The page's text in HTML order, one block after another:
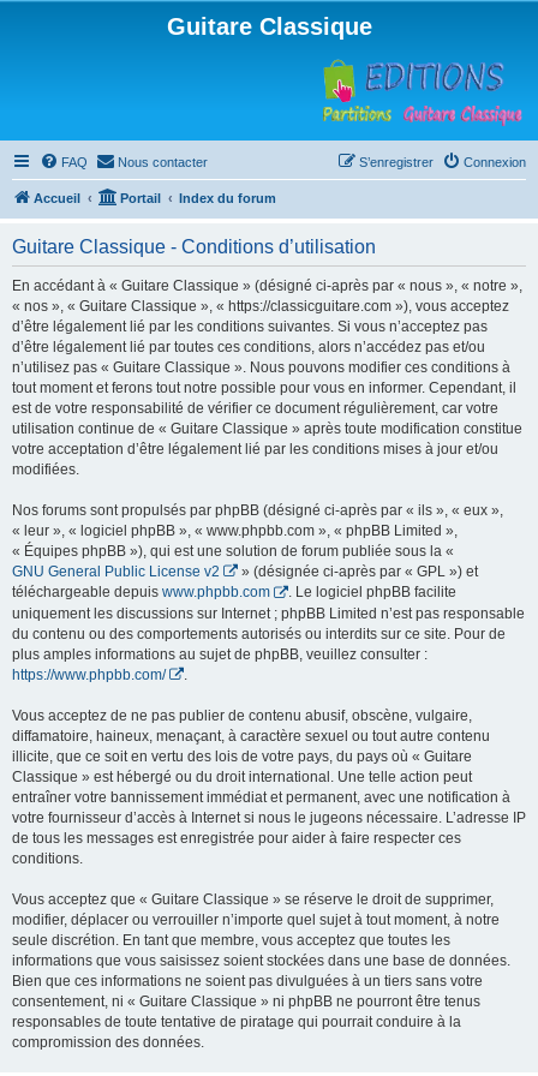
Guitare Classique
FAQ Nous contacter Connexion
S’enregistrer
Accueil Portail Index du forum
Guitare Classique - Conditions d’utilisation
En accédant à « Guitare Classique » (désigné ci-après par « nous », « notre »,
« nos », « Guitare Classique », « https://classicguitare.com »), vous acceptez
d’être légalement lié par les conditions suivantes. Si vous n’acceptez pas
d’être légalement lié par toutes ces conditions, alors n’accédez pas et/ou
n’utilisez pas « Guitare Classique ». Nous pouvons modifier ces conditions à
tout moment et ferons tout notre possible pour vous en informer. Cependant, il
est de votre responsabilité de vérifier ce document régulièrement, car votre
utilisation continue de « Guitare Classique » après toute modification constitue
votre acceptation d’être légalement lié par les conditions mises à jour et/ou
modifiées.
Nos forums sont propulsés par phpBB (désigné ci-après par « ils », « eux »,
« leur », « logiciel phpBB », « www.phpbb.com », « phpBB Limited »,
« Équipes phpBB »), qui est une solution de forum publiée sous la «
GNU General Public License v2
» (désignée ci-après par « GPL ») et
téléchargeable depuis www.phpbb.com
. Le logiciel phpBB facilite
uniquement les discussions sur Internet ; phpBB Limited n’est pas responsable
du contenu ou des comportements autorisés ou interdits sur ce site. Pour de
plus amples informations au sujet de phpBB, veuillez consulter :
https://www.phpbb.com/
Vous acceptez de ne pas publier de contenu abusif, obscène, vulgaire,
diffamatoire, haineux, menaçant, à caractère sexuel ou tout autre contenu
illicite, que ce soit en vertu des lois de votre pays, du pays où « Guitare
Classique » est hébergé ou du droit international. Une telle action peut
entraîner votre bannissement immédiat et permanent, avec une notification à
votre fournisseur d’accès à Internet si nous le jugeons nécessaire. L’adresse IP
de tous les messages est enregistrée pour aider à faire respecter ces
conditions.
Vous acceptez que « Guitare Classique » se réserve le droit de supprimer,
modifier, déplacer ou verrouiller n’importe quel sujet à tout moment, à notre
seule discrétion. En tant que membre, vous acceptez que toutes les
informations que vous saisissez soient stockées dans une base de données.
Bien que ces informations ne soient pas divulguées à un tiers sans votre
consentement, ni « Guitare Classique » ni phpBB ne pourront être tenus
responsables de toute tentative de piratage qui pourrait conduire à la
compromission des données.